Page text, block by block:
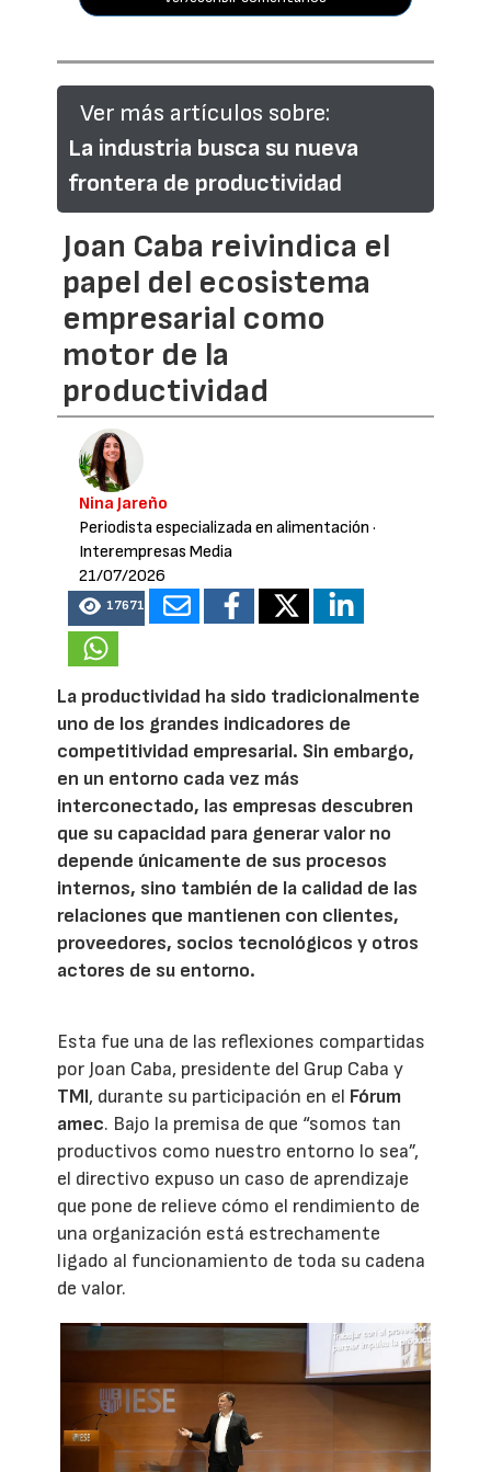
Ver más artículos sobre:
La industria busca su nueva
frontera de productividad
Joan Caba reivindica el
papel del ecosistema
empresarial como
motor de la
productividad
Nina Jareño
Periodista especializada en alimentación ·
Interempresas Media
21/07/2026
17671
La productividad ha sido tradicionalmente
uno de los grandes indicadores de
competitividad empresarial. Sin embargo,
en un entorno cada vez más
interconectado, las empresas descubren
que su capacidad para generar valor no
depende únicamente de sus procesos
internos, sino también de la calidad de las
relaciones que mantienen con clientes,
proveedores, socios tecnológicos y otros
actores de su entorno.
Esta fue una de las reflexiones compartidas
por Joan Caba, presidente del Grup Caba y
TMI, durante su participación en el Fórum
amec. Bajo la premisa de que “somos tan
productivos como nuestro entorno lo sea”,
el directivo expuso un caso de aprendizaje
que pone de relieve cómo el rendimiento de
una organización está estrechamente
ligado al funcionamiento de toda su cadena
de valor.